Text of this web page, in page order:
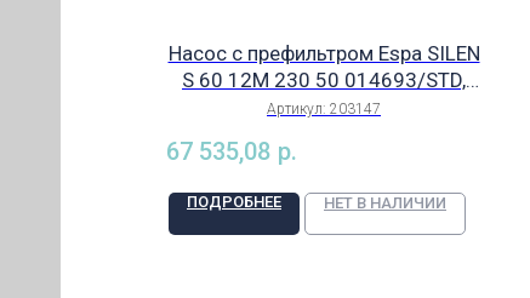
Насос с префильтром Espa SILEN
S 60 12M 230 50 014693/STD,
арт. 203147
Артикул: 203147
67 535,08 р.
ПОДРОБНЕЕ НЕТ В НАЛИЧИИ